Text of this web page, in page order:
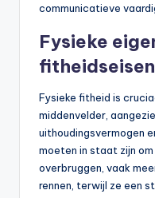
communicatieve
Fysieke
fitheidseisen
Fysieke fitheid is
middenvelder,
uithoudingsvermogen
moeten in staat zijn
overbruggen, vaak
rennen, terwijl ze een